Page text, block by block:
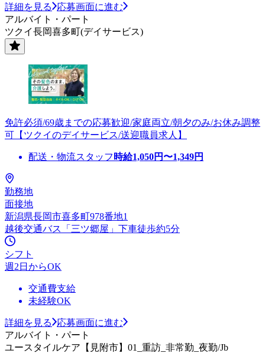
詳細を見る
応募画面に進む
アルバイト・パート
ツクイ長岡喜多町(デイサービス)
免許必須/69歳までの応募歓迎/家庭両立/朝夕のみ/お休み調整
可【ツクイのデイサービス/送迎職員求人】
配送・物流スタッフ 時給1,050円〜1,349円
勤務地
面接地
新潟県長岡市喜多町978番地1
越後交通バス「三ツ郷屋」下車徒歩約5分
シフト
週2日からOK
交通費支給
未経験OK
詳細を見る
応募画面に進む
アルバイト・パート
ユースタイルケア【見附市】01_重訪_非常勤_夜勤/Jb